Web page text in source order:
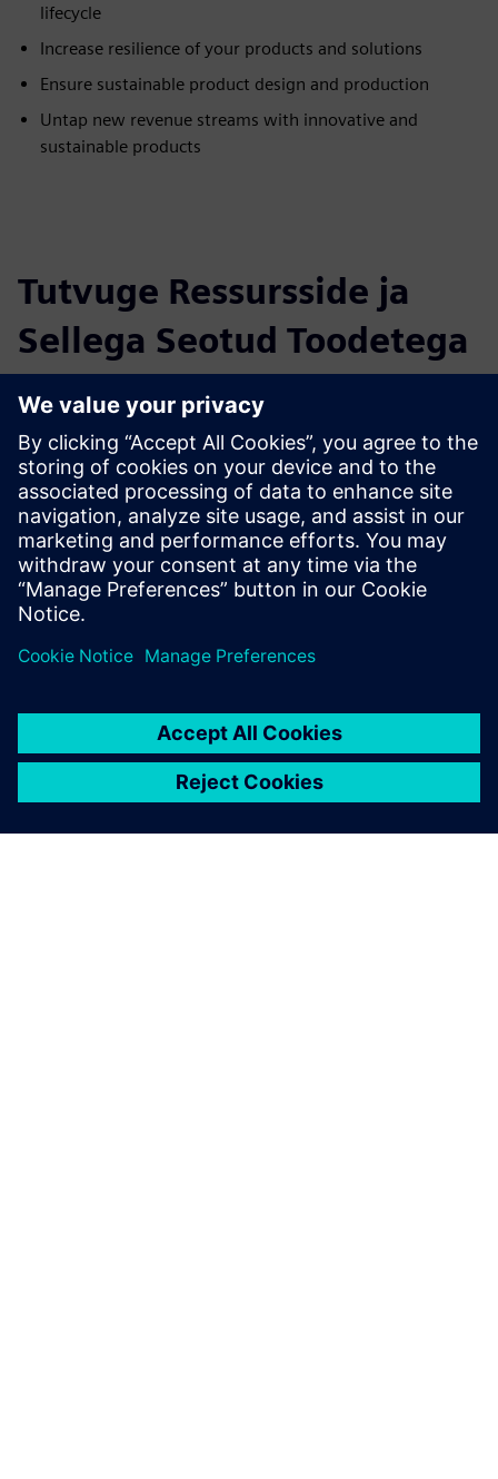
lifecycle
Increase resilience of your products and solutions
Ensure sustainable product design and production
Untap new revenue streams with innovative and
sustainable products
Tutvuge Ressursside ja
Sellega Seotud Toodetega
Täiendav Teave ja Ressursid
Whitepaper
Eeltingimused
none